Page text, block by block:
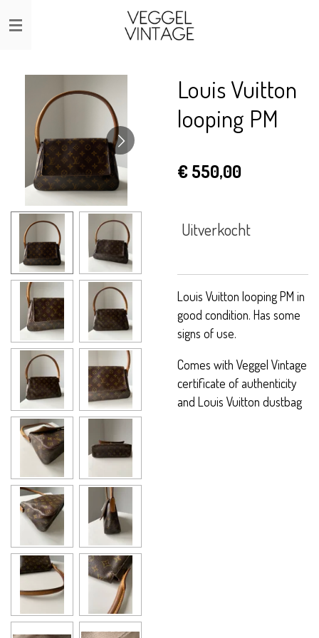
Ga
direct
hoofdinhoud
Louis Vuitton
looping PM
€ 550,00
Uitverkocht
Louis Vuitton looping PM in
good condition. Has some
signs of use.
Comes with Veggel Vintage
certificate of authenticity
and Louis Vuitton dustbag